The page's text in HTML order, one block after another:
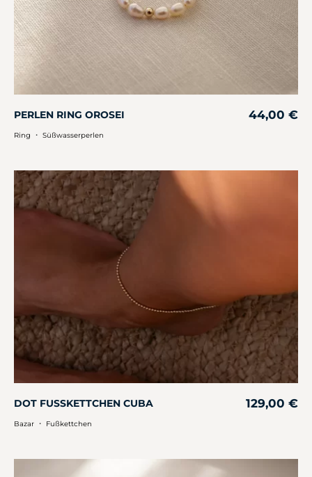
PERLEN RING OROSEI 44,00 €
Ring ・ Süßwasserperlen
DOT FUSSKETTCHEN CUBA 129,00 €
Bazar ・ Fußkettchen